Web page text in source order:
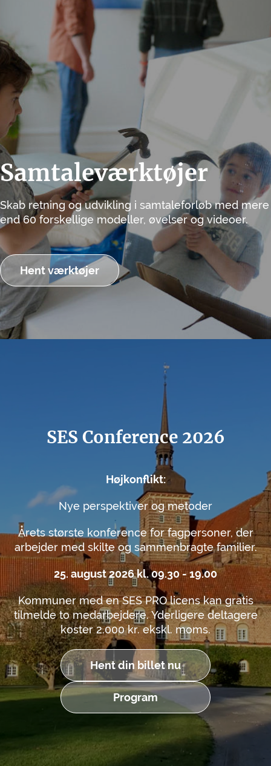
Samtaleværktøjer
Skab retning og udvikling i samtaleforløb med mere
end 60 forskellige modeller, øvelser og videoer.
Hent værktøjer
SES Conference 2026
Højkonflikt:
Nye perspektiver og metoder
Årets største konference for fagpersoner, der
arbejder med skilte og sammenbragte familier.
25. august 2026 kl. 09.30 - 19.00
Kommuner med en SES PRO licens kan gratis
tilmelde to medarbejdere. Yderligere deltagere
koster 2.000 kr. ekskl. moms.
Hent din billet nu
Program